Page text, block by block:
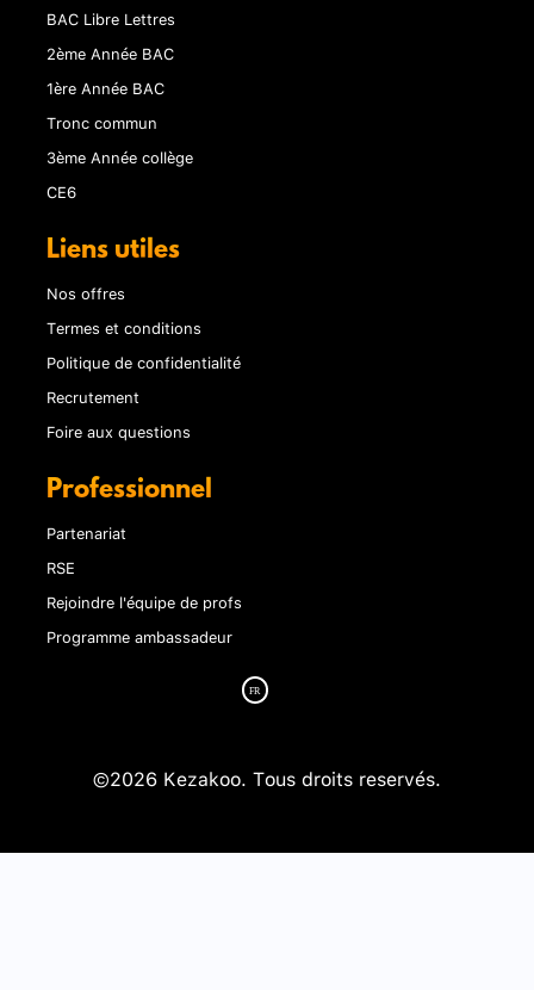
BAC Libre Lettres
2ème Année BAC
1ère Année BAC
Tronc commun
3ème Année collège
CE6
Liens utiles
Nos offres
Termes et conditions
Politique de confidentialité
Recrutement
Foire aux questions
Professionnel
Partenariat
RSE
Rejoindre l'équipe de profs
Programme ambassadeur
©2026 Kezakoo. Tous droits reservés.